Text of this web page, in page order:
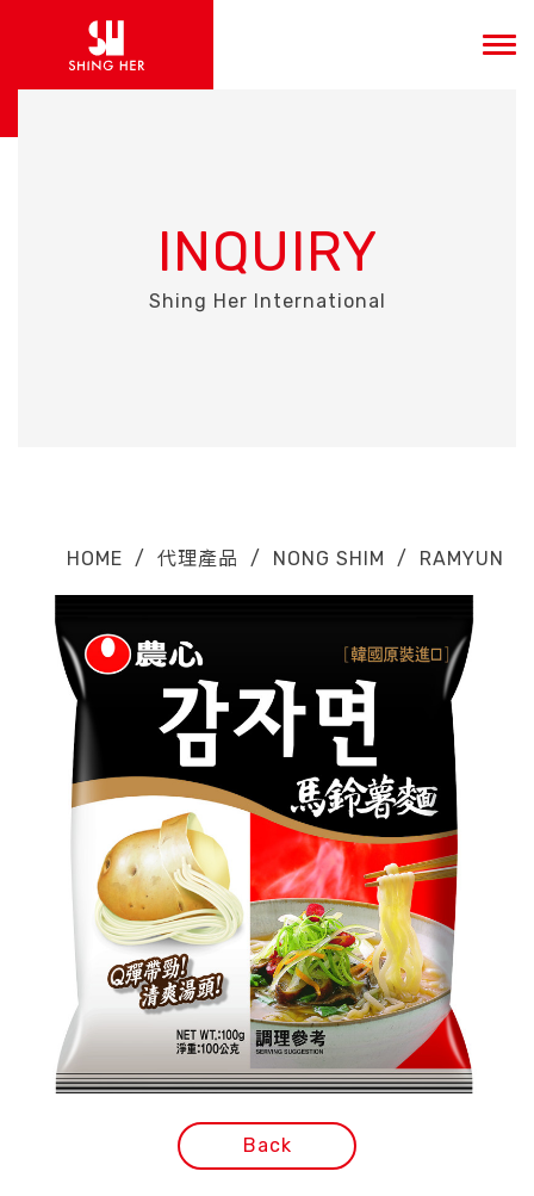
INQUIRY
Shing Her International
HOME / 代理產品 / NONG SHIM / RAMYUN
Back